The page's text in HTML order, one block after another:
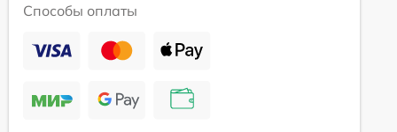
Способы оплаты